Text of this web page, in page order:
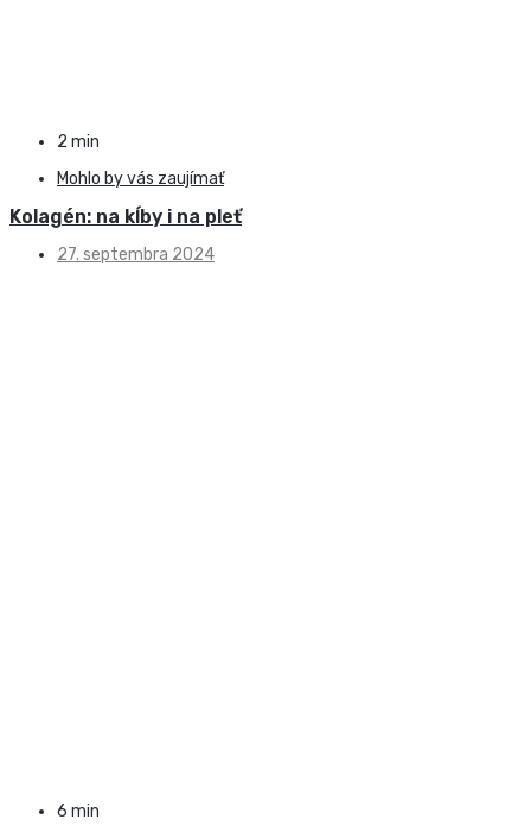
2 min
Mohlo by vás zaujímať
Kolagén: na kĺby i na pleť
27. septembra 2024
6 min